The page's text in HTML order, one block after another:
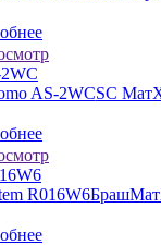
AS-2WCSC
R016W6